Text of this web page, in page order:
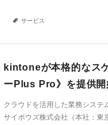
a サービス
kintoneが本格的なス
ーPlus Pro》を提供開
クラウドを活用した業務システ
サイボウズ株式会社（本社：